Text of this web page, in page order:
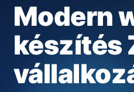
Modern
készítés